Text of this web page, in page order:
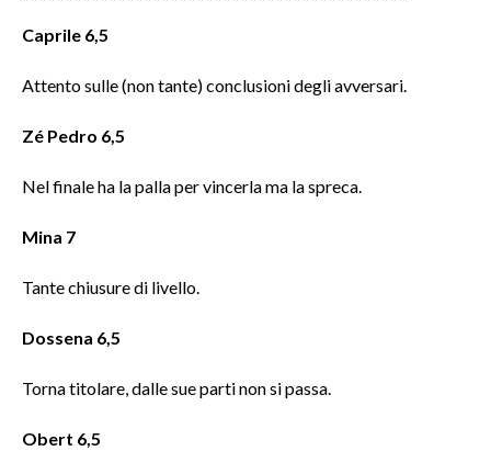
NECROLOGI
STORE
Caprile 6,5
Attento sulle (non tante) conclusioni degli avversari.
Zé Pedro 6,5
Nel finale ha la palla per vincerla ma la spreca.
Mina 7
Tante chiusure di livello.
Dossena 6,5
Torna titolare, dalle sue parti non si passa.
Obert 6,5